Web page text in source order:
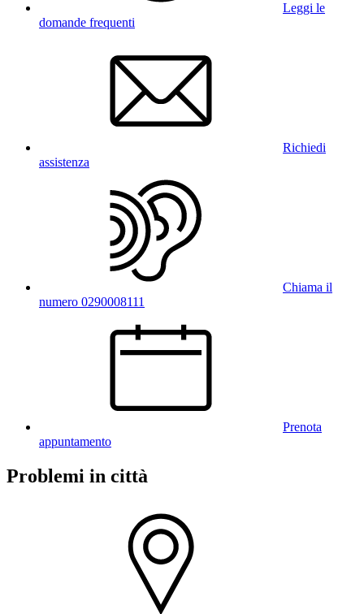
Leggi le
domande frequenti
Richiedi
assistenza
Chiama il
numero 0290008111
Prenota
appuntamento
Problemi in città